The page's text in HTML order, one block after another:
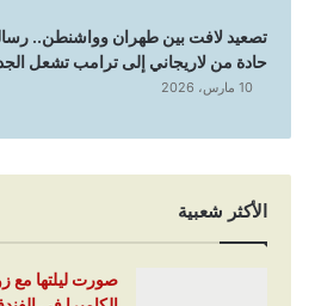
تصعيد لافت بين طهران وواشنطن..
حادة من لاريجاني إلى ترامب تشعل
10 مارس، 2026
الأكثر شعبية
صورت ليلتها مع